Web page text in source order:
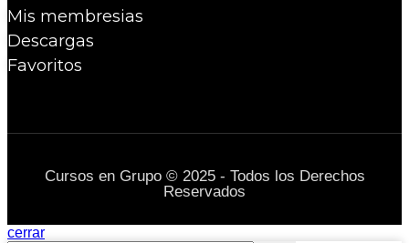
Mis membresias
Descargas
Favoritos
Cursos en Grupo © 2025 - Todos los Derechos
Reservados
cerrar